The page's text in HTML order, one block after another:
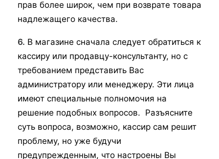
прав более широк, чем при возврате товара
надлежащего качества.
6. В магазине сначала следует обратиться к
кассиру или продавцу-консультанту, но с
требованием представить Вас
администратору или менеджеру. Эти лица
имеют специальные полномочия на
решение подобных вопросов. Разъясните
суть вопроса, возможно, кассир сам решит
проблему, но уже будучи
предупрежденным, что настроены Вы